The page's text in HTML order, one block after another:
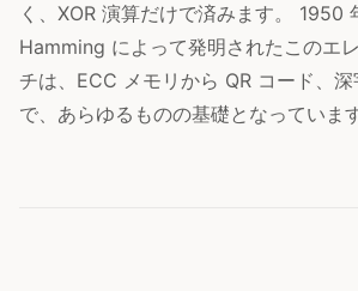
く、XOR 演算だけで済みます。 1950
Hamming によって発明されたこのエ
チは、ECC メモリから QR コード、深
で、あらゆるものの基礎となっています